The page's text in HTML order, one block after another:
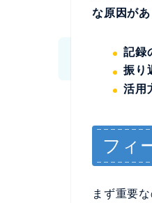
な原因があ
記録
振り
活用
フィ
まず重要